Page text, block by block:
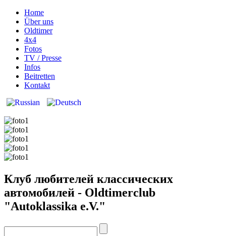
Home
Über uns
Oldtimer
4x4
Fotos
TV / Presse
Infos
Beitretten
Kontakt
Клуб любителей классических
автомобилей - Oldtimerclub
"Autoklassika e.V."